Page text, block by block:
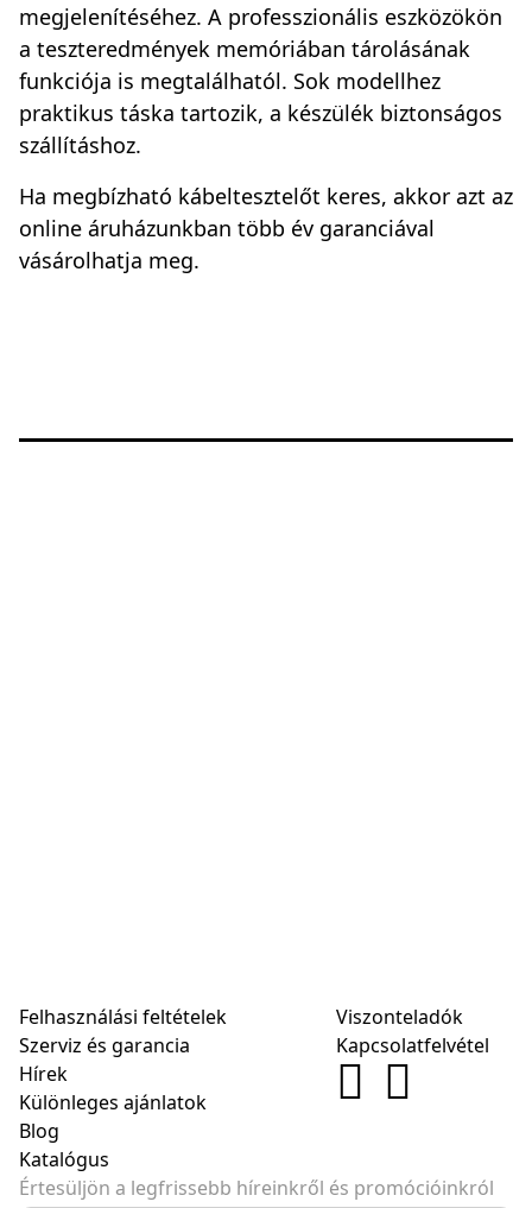
megjelenítéséhez. A professzionális eszközökön
a teszteredmények memóriában tárolásának
funkciója is megtalálhatól. Sok modellhez
praktikus táska tartozik, a készülék biztonságos
szállításhoz.
Ha megbízható kábeltesztelőt keres, akkor azt az
online áruházunkban több év garanciával
vásárolhatja meg.
Felhasználási feltételek
Szerviz és garancia
Hírek
Különleges ajánlatok
Blog
Katalógus
Viszonteladók
Kapcsolatfelvétel
Értesüljön a legfrissebb híreinkről és promócióinkról